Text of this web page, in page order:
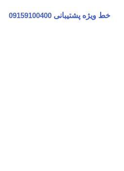
خط ویژه پشتیبانی 09159100400